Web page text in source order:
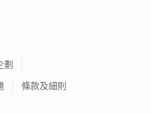
劃
條款及細則